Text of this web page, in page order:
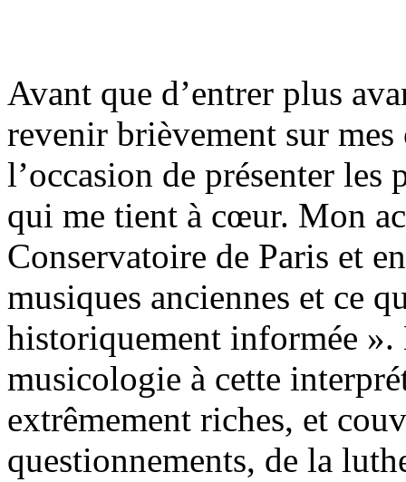
Avant que d’entrer plus
revenir brièvement sur
l’occasion de présenter les
qui me tient à cœur. Mon
Conservatoire de Paris et
musiques anciennes et ce
historiquement informée ».
musicologie à cette
extrêmement riches, et
questionnements, de la